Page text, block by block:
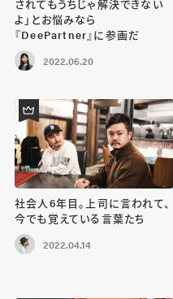
されてもうちじゃ解決できない
よ」とお悩みなら
『DeePartner』に参画だ
2022.06.20
社会人6年目。上司に言われて、
今でも覚えている言葉たち
2022.04.14